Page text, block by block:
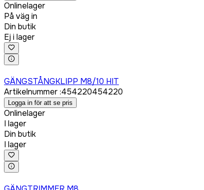
Onlinelager
På väg in
Din butik
Ej i lager
GÄNGSTÅNGKLIPP M8/10 HIT
Artikelnummer:454220454220
Logga in för att se pris
Onlinelager
I lager
Din butik
I lager